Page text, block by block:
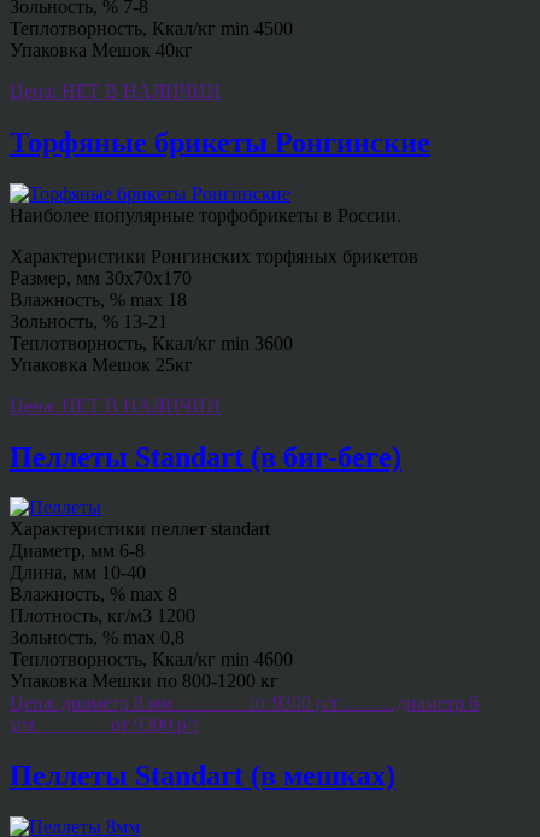
Зольность, % 7-8
Теплотворность, Ккал/кг min 4500
Упаковка Мешок 40кг
Цена: НЕТ В НАЛИЧИИ
Торфяные брикеты Ронгинские
Наиболее популярные торфобрикеты в России.
Характеристики Ронгинских торфяных брикетов
Размер, мм 30х70х170
Влажность, % max 18
Зольность, % 13-21
Теплотворность, Ккал/кг min 3600
Упаковка Мешок 25кг
Цена: НЕТ В НАЛИЧИИ
Пеллеты Standart (в биг-беге)
Характеристики пеллет standart
Диаметр, мм 6-8
Длина, мм 10-40
Влажность, % max 8
Плотность, кг/м3 1200
Зольность, % max 0,8
Теплотворность, Ккал/кг min 4600
Упаковка Мешки по 800-1200 кг
Цена: диаметр 8 мм________от 9300 р/т ...........диаметр 6
мм________от 9300 р/т
Пеллеты Standart (в мешках)